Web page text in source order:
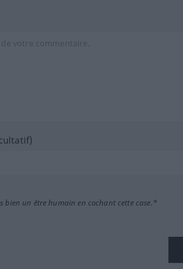
bien un être humain en cochant cette case.*